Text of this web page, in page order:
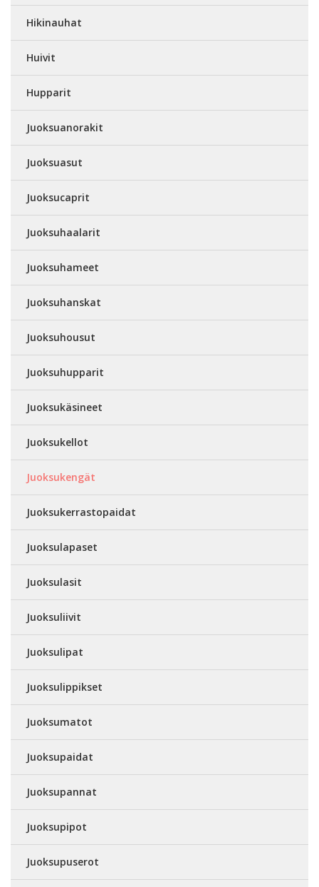
Hikinauhat
Huivit
Hupparit
Juoksuanorakit
Juoksuasut
Juoksucaprit
Juoksuhaalarit
Juoksuhameet
Juoksuhanskat
Juoksuhousut
Juoksuhupparit
Juoksukäsineet
Juoksukellot
Juoksukengät
Juoksukerrastopaidat
Juoksulapaset
Juoksulasit
Juoksuliivit
Juoksulipat
Juoksulippikset
Juoksumatot
Juoksupaidat
Juoksupannat
Juoksupipot
Juoksupuserot